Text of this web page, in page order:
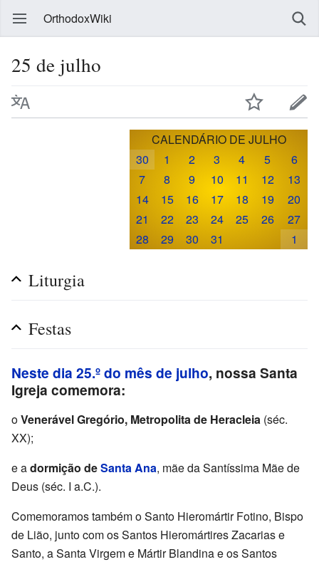
OrthodoxWiki
25 de julho
CALENDÁRIO DE JULHO
30
1 2 3 4 5
6
7
8 9 10 11 12
13
14
15 16 17 18 19
20
21
22 23 24 25 26
27
28
29 30 31 1
Liturgia
Festas
Neste dia 25.º do mês de julho, nossa Santa
Igreja comemora:
oVenerável Gregório, Metropolita de Heracleia (séc.
XX);
e adormição deSanta Ana, mãe da Santíssima Mãe de
Deus (séc. I a.C.).
Comemoramos também o Santo Hieromártir Fotino, Bispo
de Lião, junto com os Santos Hieromártires Zacarias e
Santo, a Santa Virgem e Mártir Blandina e os Santos